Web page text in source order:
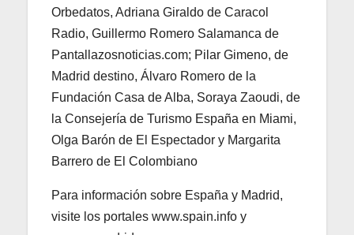
Orbedatos, Adriana Giraldo de Caracol
Radio, Guillermo Romero Salamanca de
Pantallazosnoticias.com; Pilar Gimeno, de
Madrid destino, Álvaro Romero de la
Fundación Casa de Alba, Soraya Zaoudi, de
la Consejería de Turismo España en Miami,
Olga Barón de El Espectador y Margarita
Barrero de El Colombiano
Para información sobre España y Madrid,
visite los portales www.spain.info y